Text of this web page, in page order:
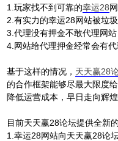
1.玩家找不到可靠的幸运28
2.有实力的幸运28网站被垃
3.代理没有押金不敢代理网站
4.网站给代理押金经常会有
基于这样的情况， 天天赢28
的合作框架能够尽最大限度
降低运营成本，早日走向辉煌
目前天天赢28论坛提供全新
1.幸运28网站向天天赢28论